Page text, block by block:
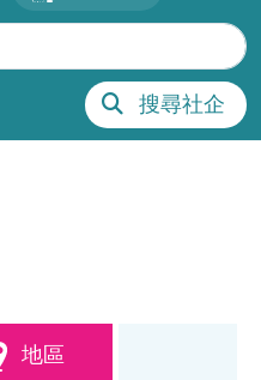
搜尋社企
地區